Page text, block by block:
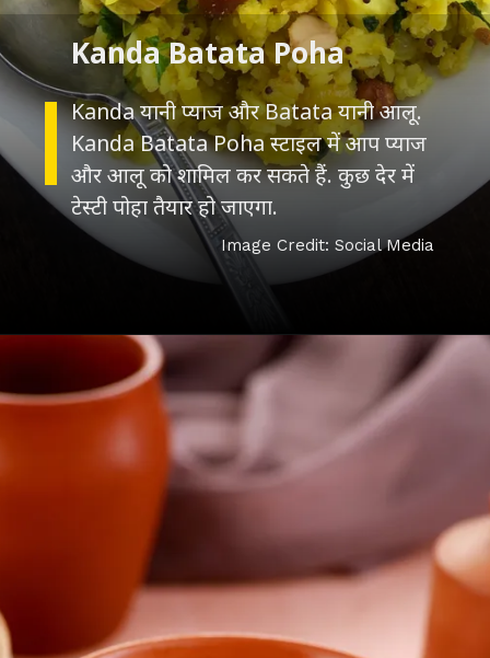
Kanda यानी प्याज और Batata यानी आलू.
Kanda Batata Poha स्टाइल में आप प्याज
और आलू को शामिल कर सकते हैं. कुछ देर में
टेस्टी पोहा तैयार हो जाएगा.
Kanda Batata Poha
Image Credit: Social Media